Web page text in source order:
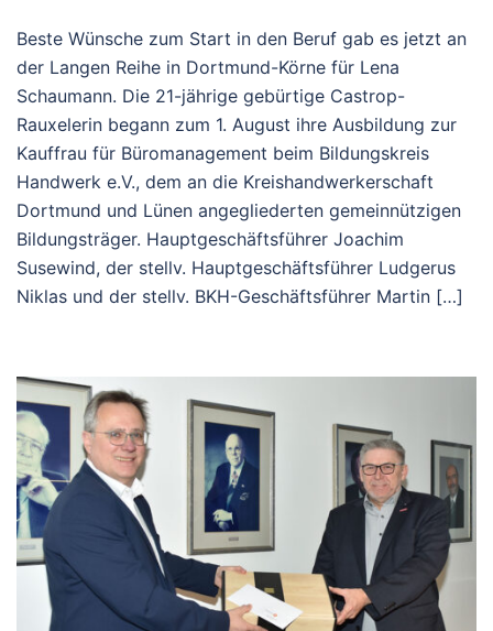
Beste Wünsche zum Start in den Beruf gab es jetzt an
der Langen Reihe in Dortmund-Körne für Lena
Schaumann. Die 21-jährige gebürtige Castrop-
Rauxelerin begann zum 1. August ihre Ausbildung zur
Kauffrau für Büromanagement beim Bildungskreis
Handwerk e.V., dem an die Kreishandwerkerschaft
Dortmund und Lünen angegliederten gemeinnützigen
Bildungsträger. Hauptgeschäftsführer Joachim
Susewind, der stellv. Hauptgeschäftsführer Ludgerus
Niklas und der stellv. BKH-Geschäftsführer Martin […]